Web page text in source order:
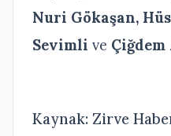
Nuri Gökaşan,
Sevimli ve Çiğdem
Kaynak: Zirve